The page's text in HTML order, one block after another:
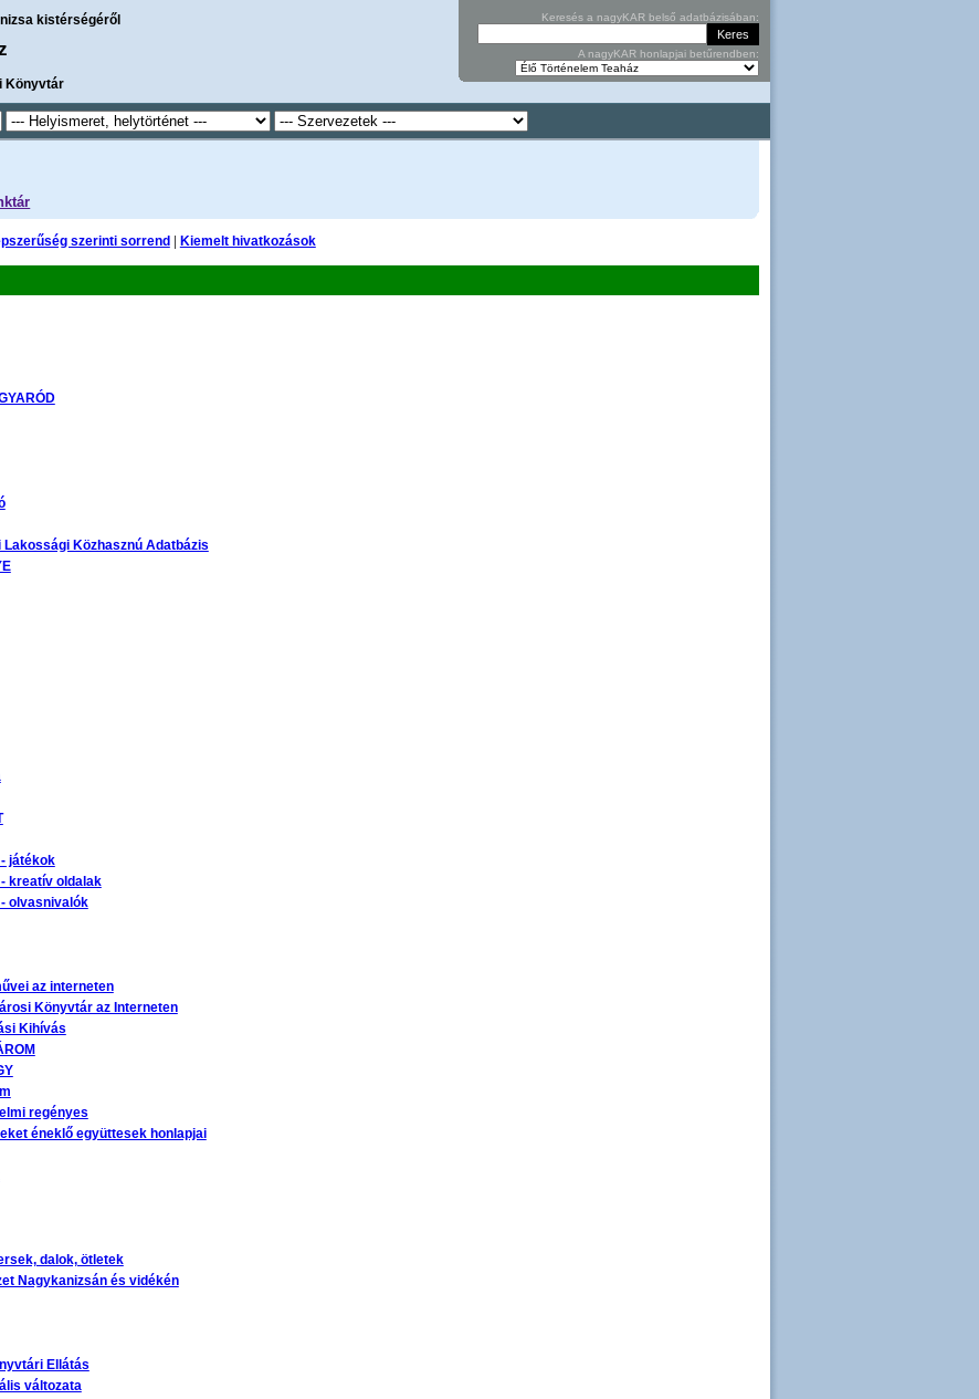
kistérségéről
Könyvtár
Keresés a nagyKAR belső adatbázisában:
A nagyKAR honlapjai betűrendben:
szerinti sorrend| Kiemelt hivatkozások
Lakossági Közhasznú Adatbázis
játékok
kreatív oldalak
olvasnivalók
az interneten
Könyvtár az Interneten
Kihívás
regényes
éneklő együttesek honlapjai
dalok, ötletek
Nagykanizsán és vidékén
Ellátás
változata